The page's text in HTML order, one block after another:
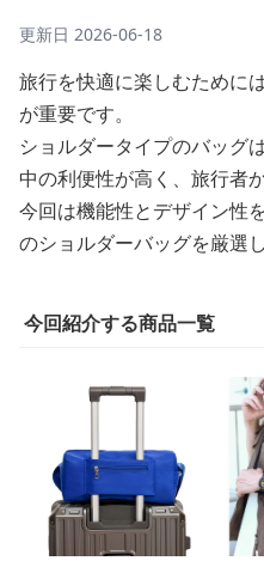
更新日 2026-06-18
旅行を快適に楽しむために
が重要です。
ショルダータイプのバッグ
中の利便性が高く、旅行者
今回は機能性とデザイン性
のショルダーバッグを厳選
今回紹介する商品一覧